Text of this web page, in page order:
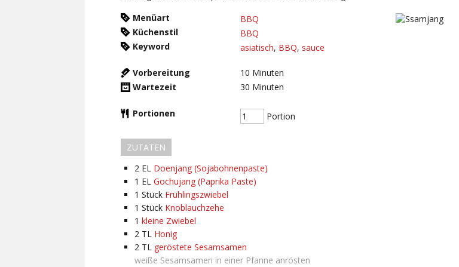
Menüart
BBQ
Küchenstil
BBQ
Keyword
asiatisch, BBQ, sauce
Vorbereitung 10 Minuten
Wartezeit
30 Minuten
Portionen Portion
ZUTATEN
2 EL Doenjang (Sojabohnenpaste)
1 EL Gochujang (Paprika Paste)
1 Stück Frühlingszwiebel
1 Stück Knoblauchzehe
1 kleine Zwiebel
2 TL Honig
2 TL geröstete Sesamsamen
weiße Sesamsamen in einer Pfanne anrösten